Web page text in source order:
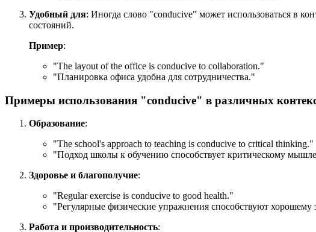
Удобный для: Иногда слово "conducive" может использоваться в
состояний.
Пример:
"The layout of the office is conducive to collaboration."
"Планировка офиса удобна для сотрудничества."
Примеры использования "conducive" в различных
Образование:
"The school's approach to teaching is conducive to critical thinking."
"Подход школы к обучению способствует критическому
Здоровье и благополучие:
"Regular exercise is conducive to good health."
"Регулярные физические упражнения способствуют хорошему
Работа и производительность: